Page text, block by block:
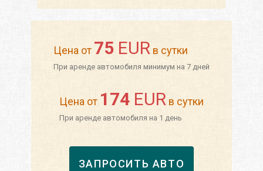
Цена от 75 EUR в сутки
При аренде автомобиля минимум на 7 дней
Цена от 174 EUR в сутки
При аренде автомобиля на 1 день
ЗАПРОСИТЬ АВТО